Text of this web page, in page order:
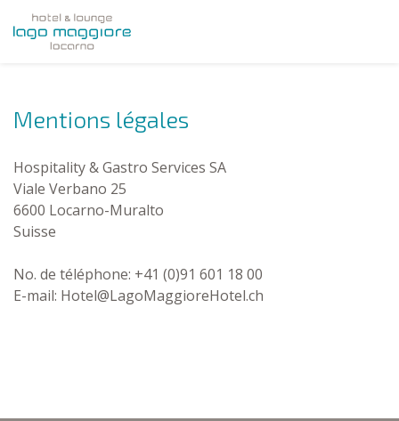
Mentions légales
Hospitality & Gastro Services SA
Viale Verbano 25
6600 Locarno-Muralto
Suisse
No. de téléphone: +41 (0)91 601 18 00
E-mail: Hotel@LagoMaggioreHotel.ch